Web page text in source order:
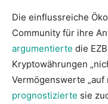
Die einflussreiche
Community für ihre
argumentierte die
Kryptowährungen
Vermögenswerte „auf
prognostizierte sie